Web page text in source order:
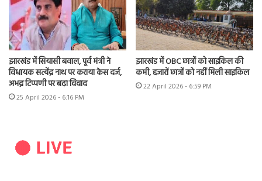
झारखंड में सियासी बवाल, पूर्व मंत्री ने
विधायक सत्येंद्र नाथ पर कराया केस दर्ज,
अभद्र टिप्पणी पर बढ़ा विवाद
25 April 2026 - 6:16 PM
झारखंड में OBC छात्रों को साइकिल की
कमी, हजारों छात्रों को नहीं मिली साइकिल
22 April 2026 - 6:59 PM